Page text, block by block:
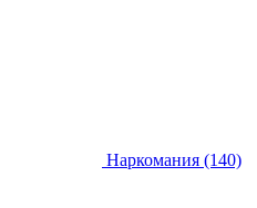
Наркомания (140)